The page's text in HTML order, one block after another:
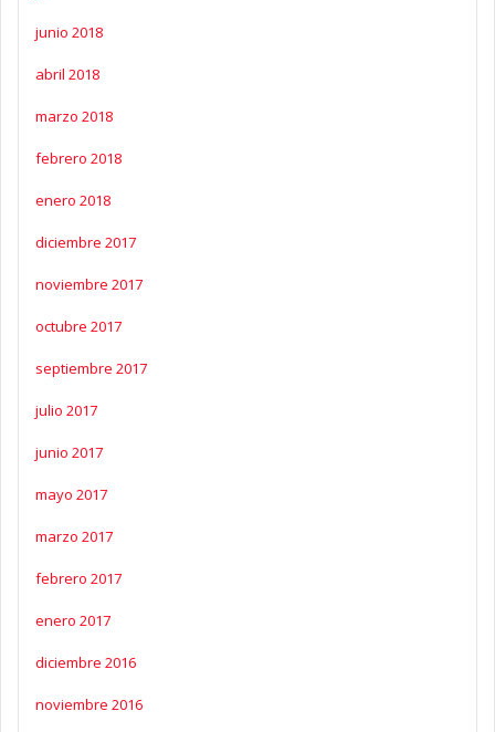
junio 2018
abril 2018
marzo 2018
febrero 2018
enero 2018
diciembre 2017
noviembre 2017
octubre 2017
septiembre 2017
julio 2017
junio 2017
mayo 2017
marzo 2017
febrero 2017
enero 2017
diciembre 2016
noviembre 2016